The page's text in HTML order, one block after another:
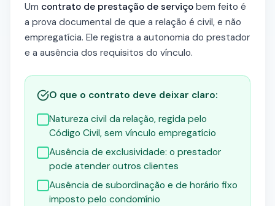
Um contrato de prestação de serviçobem feito é
a prova documental de que a relação é civil, e não
empregatícia. Ele registra a autonomia do prestador
e a ausência dos requisitos do vínculo.
O que o contrato deve deixar claro:
Natureza civil da relação, regida pelo
Código Civil, sem vínculo empregatício
Ausência de exclusividade: o prestador
pode atender outros clientes
Ausência de subordinação e de horário fixo
imposto pelo condomínio